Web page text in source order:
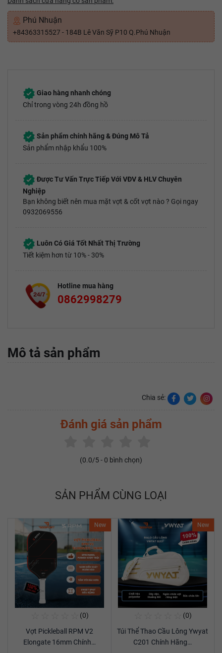
Phú Nhuận
+84363315527 - 184B Lê Văn Sỹ P10 Q.Phú Nhuận
Giao hàng nhanh chóng
Chỉ trong vòng 24h đồng hồ
Sản phẩm chính hãng & Đúng Mô Tả
Sản phẩm nhập khẩu 100%
Được Tư Vấn Trực Tiếp Với VĐV & HLV Chuyên
Nghiệp
Bạn không biết nên mua mặt vợt & cốt vợt nào ? Gọi ngay
0932069556
Luôn Có Giá Tốt Nhất Thị Trường
Tiết kiệm hơn từ 10% - 30%
Hotline mua hàng
0862998279
Mô tả sản phẩm
Chia sẻ:
Đánh giá sản phẩm
(0.0/5 - 0 bình chọn)
SẢN PHẨM CÙNG LOẠI
New
(0)
Vợt Pickleball RPM V2
Elongate 16mm Chính…
New
(0)
Túi Thể Thao Cầu Lông Ywyat
C201 Chính Hãng…